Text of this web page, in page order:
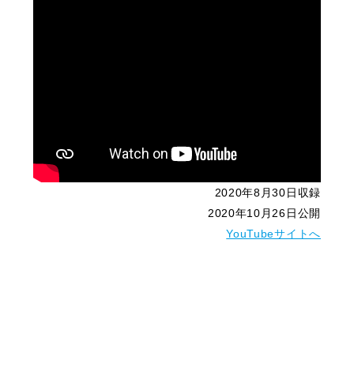
2020年8月30日収録
2020年10月26日公開
YouTubeサイトへ